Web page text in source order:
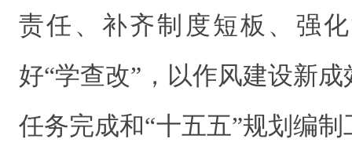
责任、补齐制度短板、强
好“学查改”，以作风建设新
任务完成和“十五五”规划编